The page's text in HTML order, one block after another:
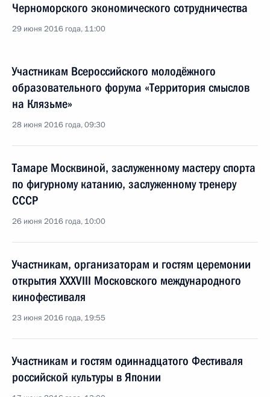
Черноморского экономического сотрудничества
29 июня 2016 года, 11:00
Участникам Всероссийского молодёжного
образовательного форума «Территория смыслов
на Клязьме»
28 июня 2016 года, 09:30
Тамаре Москвиной, заслуженному мастеру спорта
по фигурному катанию, заслуженному тренеру
СССР
26 июня 2016 года, 10:00
Участникам, организаторам и гостям церемонии
открытия XXXVIII Московского международного
кинофестиваля
23 июня 2016 года, 19:55
Участникам и гостям одиннадцатого Фестиваля
российской культуры в Японии